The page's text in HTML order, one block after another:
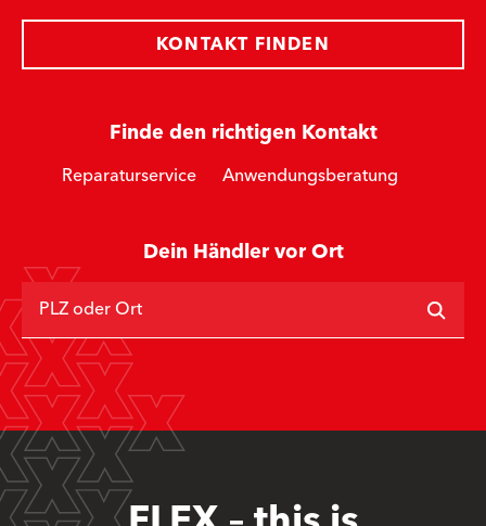
Finde den richtigen Kontakt
Reparaturservice Anwendungsberatung
KONTAKT FINDEN
Dein Händler vor Ort
PLZ oder Ort